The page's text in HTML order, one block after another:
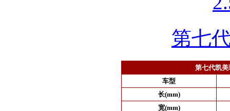
第七
第七代凯
车型
长(mm)
宽(mm)